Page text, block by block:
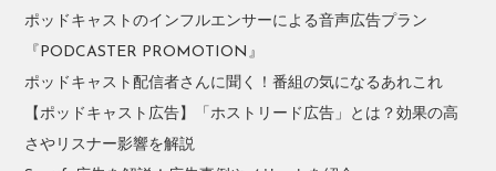
ポッドキャストのインフルエンサーによる音声広告プラン
『PODCASTER PROMOTION』
ポッドキャスト配信者さんに聞く！番組の気になるあれこれ
【ポッドキャスト広告】「ホストリード広告」とは？効果の高
さやリスナー影響を解説